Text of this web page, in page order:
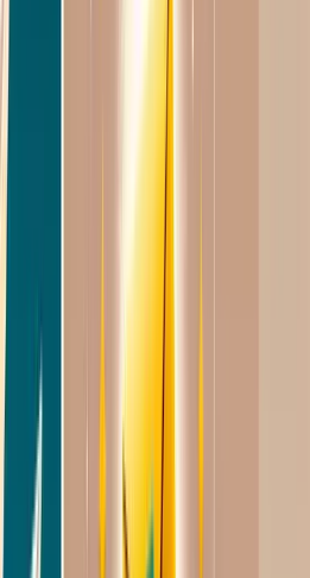
die consistent goede
die vastlopen in
maar de kwaliteit
gids behandelen we alles
effectieve LinkedIn
van het juiste kanaal tot
en de fouten die
outreach
het actief benaderen van
met als doel een